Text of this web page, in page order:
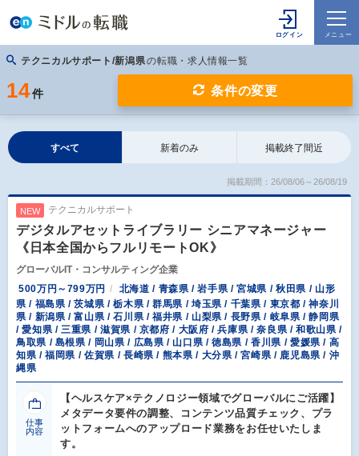
テクニカルサポート/新潟県の転職・求人情報一覧
14件 条件の変更
すべて 新着のみ 掲載終了間近
掲載期間：26/08/06～26/08/19
NEW テクニカルサポート
デジタルアセットライブラリー シニアマネージャー
《日本全国からフルリモートOK》
グローバルIT・コンサルティング企業
500万円～799万円
北海道 / 青森県 / 岩手県 / 宮城県 / 秋田県 / 山形
県 / 福島県 / 茨城県 / 栃木県 / 群馬県 / 埼玉県 / 千葉県 / 東京都 / 神奈川
県 / 新潟県 / 富山県 / 石川県 / 福井県 / 山梨県 / 長野県 / 岐阜県 / 静岡県
/ 愛知県 / 三重県 / 滋賀県 / 京都府 / 大阪府 / 兵庫県 / 奈良県 / 和歌山県 /
鳥取県 / 島根県 / 岡山県 / 広島県 / 山口県 / 徳島県 / 香川県 / 愛媛県 / 高
知県 / 福岡県 / 佐賀県 / 長崎県 / 熊本県 / 大分県 / 宮崎県 / 鹿児島県 / 沖
縄県
仕事
内容
【ヘルスケア×テクノロジー領域でグローバルにご活躍】
メタデータ要件の調整、コンテンツ品質チェック、プラ
ットフォームへのアップロード業務をお任せいたしま
す。